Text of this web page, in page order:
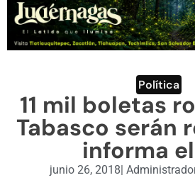
OPINIÓN
DEPORTES
ENGLISH
VIDEOS
Política
11 mil boletas
Tabasco serán
informa el
junio 26, 2018|